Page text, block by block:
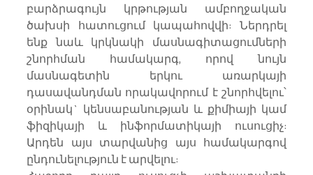
բարձրագույն կրթության ամբողջական
ծախսի հատուցում կապահովվի: Ներդրել
ենք նաև կրկնակի մասնագիտացումների
շնորհման համակարգ, որով նույն
մասնագետին երկու առարկայի
դասավանդման որակավորում է շնորհվելու՝
օրինակ` կենսաբանության և քիմիայի կամ
ֆիզիկայի և ինֆորմատիկայի ուսուցիչ:
Արդեն այս տարվանից այս համակարգով
ընդունելություն է արվելու: